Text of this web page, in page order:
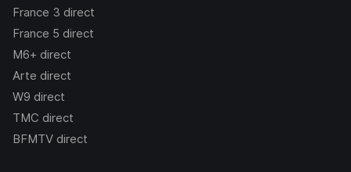
France 3 direct
France 5 direct
M6+ direct
Arte direct
W9 direct
TMC direct
BFMTV direct